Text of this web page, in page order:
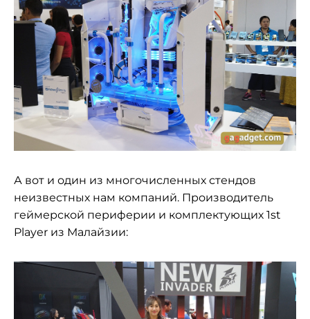
А вот и один из многочисленных стендов
неизвестных нам компаний. Производитель
геймерской периферии и комплектующих 1st
Player из Малайзии: